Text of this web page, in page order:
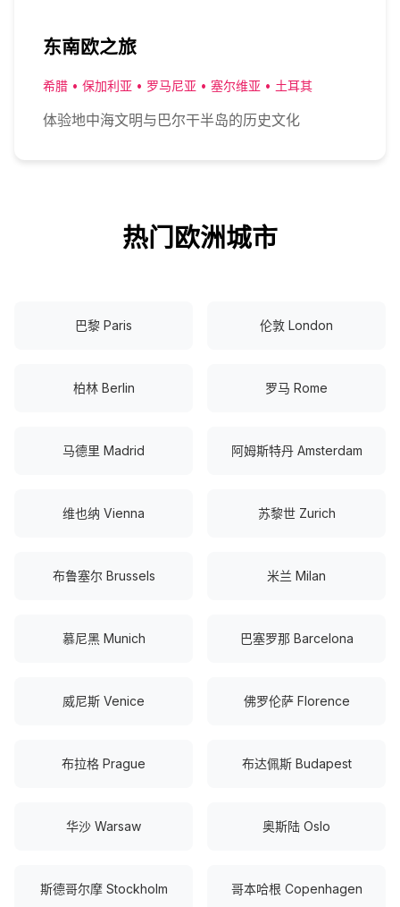
东南欧之旅
希腊 • 保加利亚 • 罗马尼亚 • 塞尔维亚 • 土耳其
体验地中海文明与巴尔干半岛的历史文化
热门欧洲城市
巴黎 Paris 伦敦 London
柏林 Berlin 罗马 Rome
马德里 Madrid 阿姆斯特丹 Amsterdam
维也纳 Vienna 苏黎世 Zurich
布鲁塞尔 Brussels 米兰 Milan
慕尼黑 Munich 巴塞罗那 Barcelona
威尼斯 Venice 佛罗伦萨 Florence
布拉格 Prague 布达佩斯 Budapest
华沙 Warsaw 奥斯陆 Oslo
斯德哥尔摩 Stockholm 哥本哈根 Copenhagen